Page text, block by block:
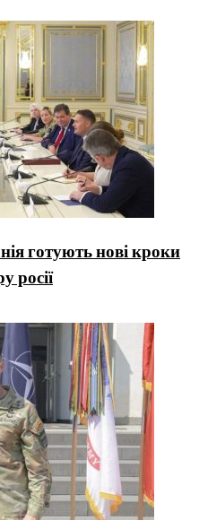
готують нові кроки
росії